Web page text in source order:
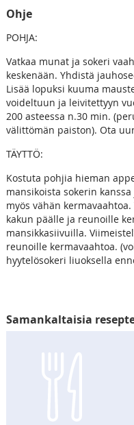
Ohje
POHJA:
Vatkaa munat ja sokeri
keskenään. Yhdistä
Lisää lopuksi kuuma
voideltuun ja leivitettyyn
200 asteessa n.30 min.
välittömän paiston). Ota
TÄYTTÖ:
Kostuta pohjia hieman
mansikoista sokerin
myös vähän
kakun päälle ja reunoille
mansikkasiivuilla.
reunoille kermavaahtoa.
hyytelösokeri liuoksella
Samankaltaisia